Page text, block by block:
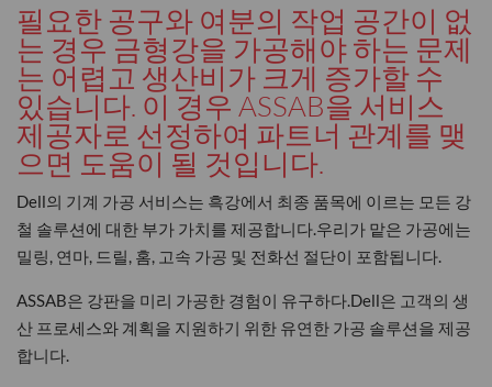
필요한 공구와 여분의 작업 공간이 없
는 경우 금형강을 가공해야 하는 문제
는 어렵고 생산비가 크게 증가할 수
있습니다. 이 경우 ASSAB을 서비스
제공자로 선정하여 파트너 관계를 맺
으면 도움이 될 것입니다.
Dell의 기계 가공 서비스는 흑강에서 최종 품목에 이르는 모든 강
철 솔루션에 대한 부가 가치를 제공합니다.우리가 맡은 가공에는
밀링, 연마, 드릴, 홈, 고속 가공 및 전화선 절단이 포함됩니다.
ASSAB은 강판을 미리 가공한 경험이 유구하다.Dell은 고객의 생
산 프로세스와 계획을 지원하기 위한 유연한 가공 솔루션을 제공
합니다.